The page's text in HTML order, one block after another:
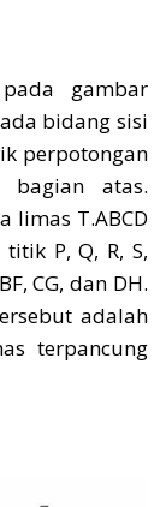
gambar
bidang sisi
perpotongan
atas.
limas T.ABCD
P, Q, R, S,
CG, dan DH.
adalah
terpancung